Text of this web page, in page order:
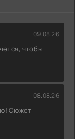
09.08.26
чтобы
08.08.26
Сюжет